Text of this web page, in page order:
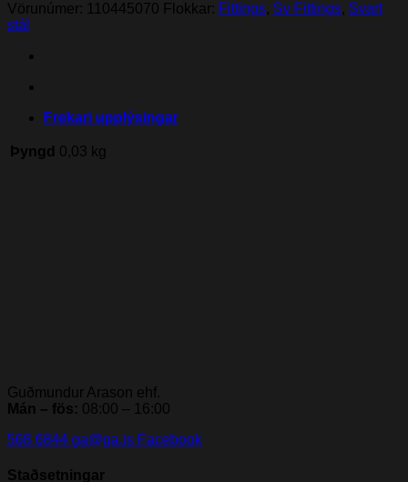
Vörunúmer: 110445070 Flokkar: Fittings, Sv Fittings, Svart
stál
Frekari upplýsingar
Þyngd 0,03 kg
Guðmundur Arason ehf.
Mán – fös: 08:00 – 16:00
568 6844 ga@ga.is Facebook
Staðsetningar